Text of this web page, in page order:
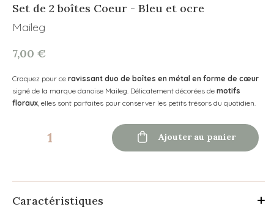
Set de 2 boîtes Coeur - Bleu et ocre
Maileg
7,00 €
Craquez pour ce ravissant duo de boîtes en métal en forme de cœur
signé de la marque danoise Maileg . Délicatement décorées de motifs
floraux , elles sont parfaites pour conserver les petits trésors du quotidien.
 Ajouter au panier
Caractéristiques